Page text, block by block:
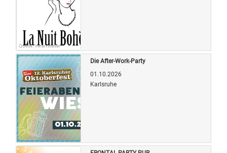
Quelle: Veranstalter
Quelle: Veranstalter
Die After-Work-Party
01.10.2026
Karlsruhe